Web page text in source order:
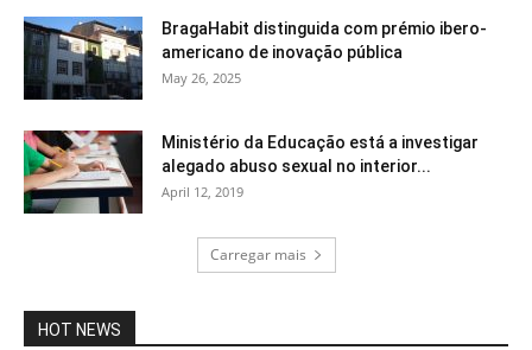
BragaHabit distinguida com prémio ibero-
americano de inovação pública
May 26, 2025
Ministério da Educação está a investigar
alegado abuso sexual no interior...
April 12, 2019
Carregar mais
HOT NEWS